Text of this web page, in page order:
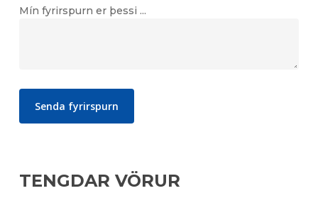
Mín fyrirspurn er þessi ...
TENGDAR VÖRUR